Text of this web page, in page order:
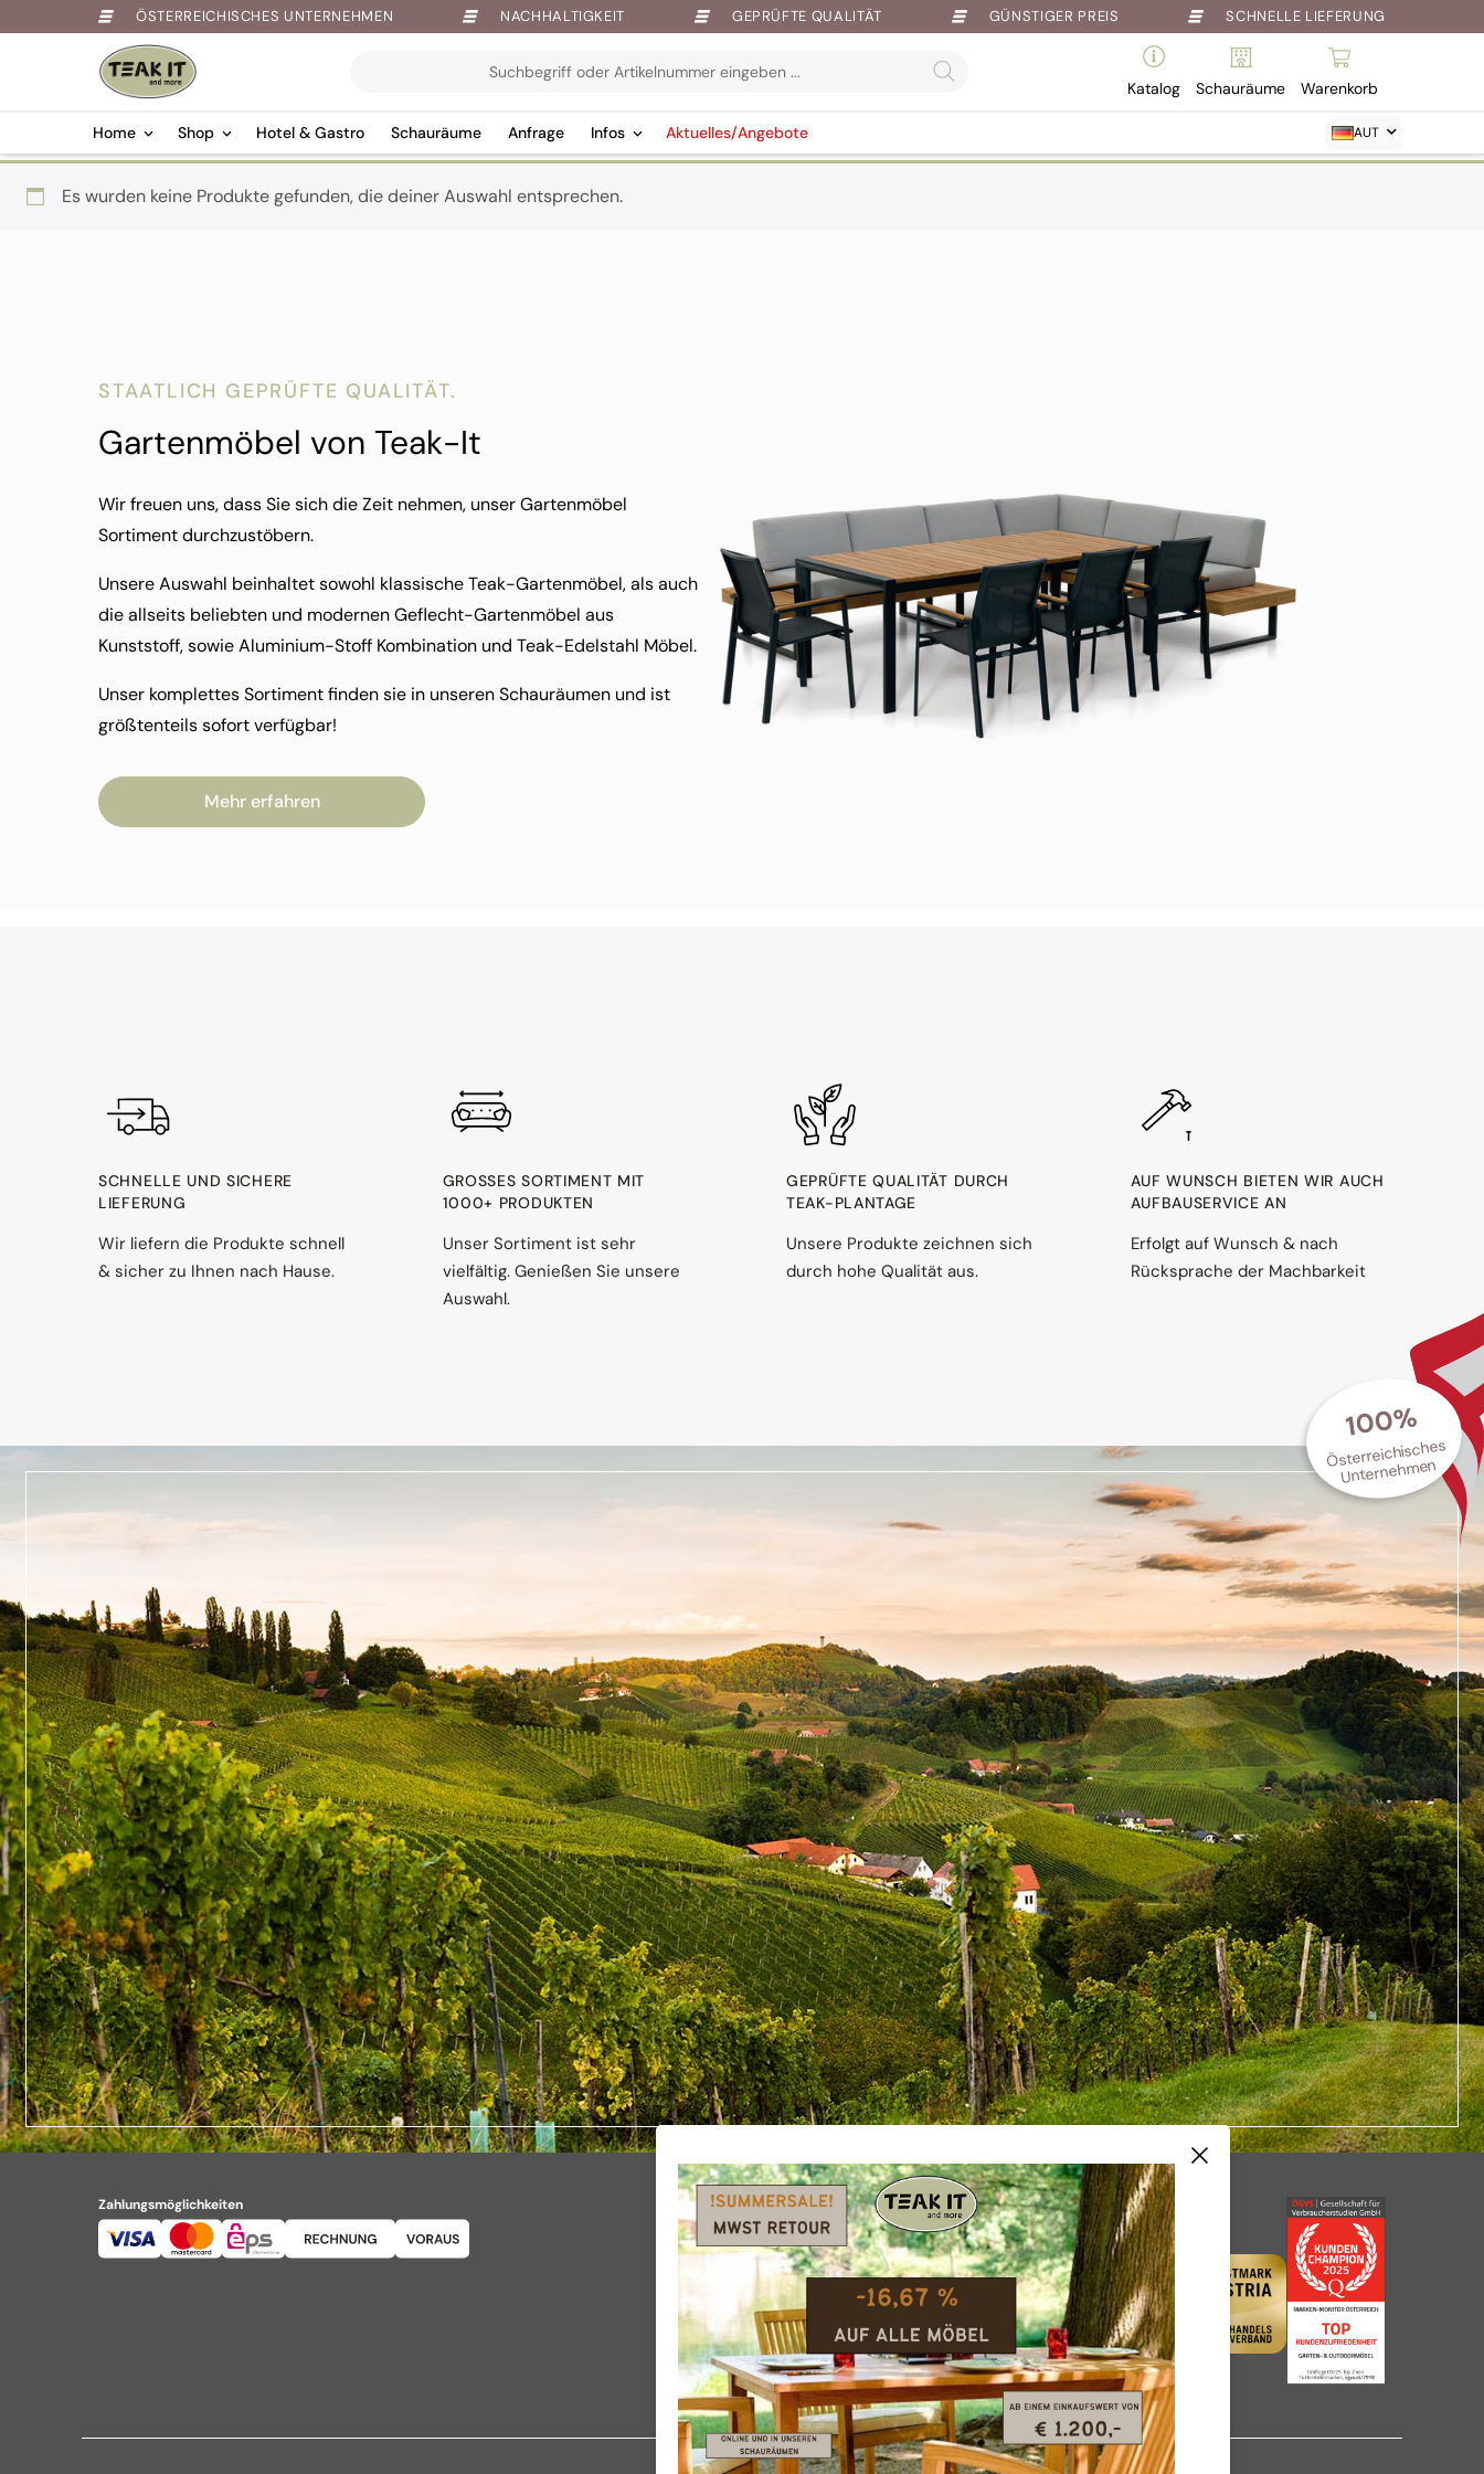
zum
ÖSTERREICHISCHES UNTERNEHMEN NACHHALTIGKEIT GEPRÜFTE QUALITÄT GÜNSTIGER PREIS SCHNELLE LIEFERUNG
Katalog Schauräume Warenkorb
Home Shop Hotel & Gastro Schauräume Anfrage Infos Aktuelles/Angebote AUT
Es wurden keine Produkte gefunden, die deiner Auswahl entsprechen.
STAATLICH GEPRÜFTE QUALITÄT.
Gartenmöbel von Teak-It
Wir freuen uns, dass Sie sich die Zeit nehmen, unser Gartenmöbel
Sortiment durchzustöbern.
Unsere Auswahl beinhaltet sowohl klassische Teak-Gartenmöbel, als auch
die allseits beliebten und modernen Geflecht-Gartenmöbel aus
Kunststoff, sowie Aluminium-Stoff Kombination und Teak-Edelstahl Möbel.
Unser komplettes Sortiment finden sie in unseren Schauräumen und ist
größtenteils sofort verfügbar!
Mehr erfahren
SCHNELLE UND SICHERE
LIEFERUNG
Wir liefern die Produkte schnell
& sicher zu Ihnen nach Hause.
GROSSES SORTIMENT MIT 1
000+ PRODUKTEN
Unser Sortiment ist sehr
vielfältig. Genießen Sie unsere
Auswahl.
GEPRÜFTE QUALITÄT DURCH
TEAK-PLANTAGE
Unsere Produkte zeichnen sich
durch hohe Qualität aus.
AUF WUNSCH BIETEN WIR AUCH
AUFBAUSERVICE AN
Erfolgt auf Wunsch & nach
Rücksprache der Machbarkeit
100%
Österreichisches
Unternehmen
Zahlungsmöglichkeiten